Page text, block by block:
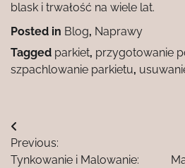
blask i trwałość na wiele lat.
Posted in Blog, Naprawy
Tagged parkiet, przygotowanie
szpachlowanie parkietu,
Nawigacja
wpisu
Previous:
Tynkowanie i Malowanie: